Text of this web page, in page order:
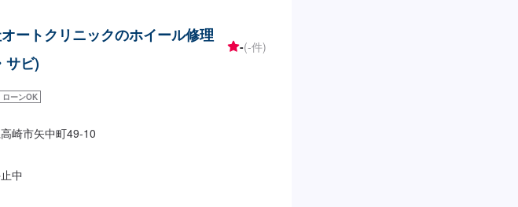
ら初めての方まで、ご来店を心からお待ちしており
【1】オファーにてお
お見積り【3】お見積りにご納得いただければ作業開
ファーの際、使用されるパーツのお写真や詳細な
は代車を無料でご用意しております。詳しくはお気
営業時間】定休日：第二水曜日営業時間：
ートクリニックのホイール修理
サビ)
-(-件)
ローンOK
崎市矢中町49-10
中